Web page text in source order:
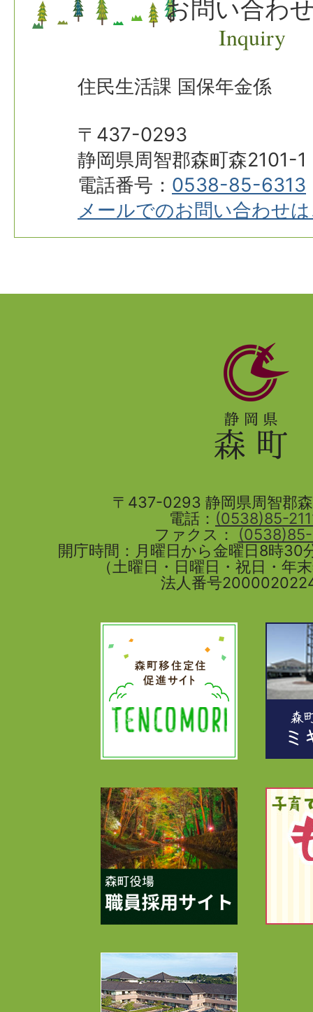
お問い合わ
Inquiry
住民生活課 国保年金係
〒437-0293
静岡県周智郡森町森2101-1
電話番号： 0538-85-6313
メールでのお問い合わせ
静
岡
県
森
町
〒437-0293 静岡県周智郡
電話： (0538)85-
ファクス：
開庁時間：月曜日から金曜日8時30
（土曜日・日曜日・祝日・年
法人番号